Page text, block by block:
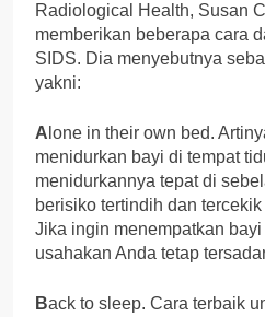
Radiological Health, Susan
memberikan beberapa cara
SIDS. Dia menyebutnya
yakni:
A lone in their own bed.
menidurkan bayi di tempat
menidurkannya tepat di
berisiko tertindih dan
Jika ingin menempatkan
usahakan Anda tetap
Back to sleep. Cara terbaik